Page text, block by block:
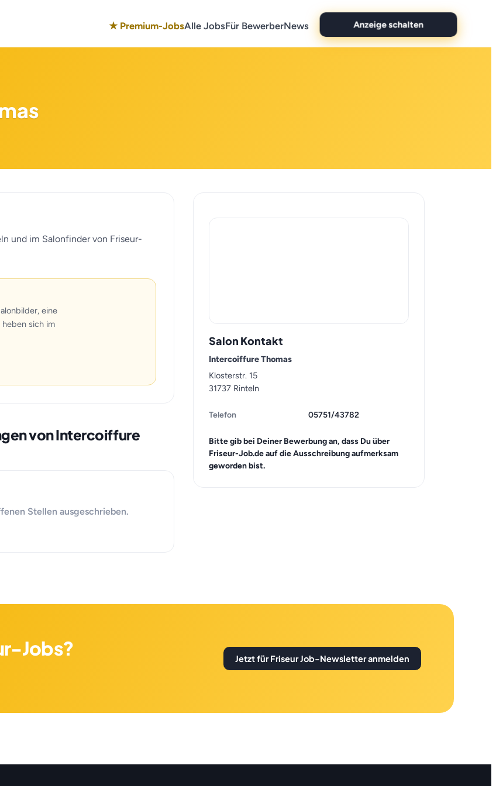
★ Premium-JobsAlle JobsFür BewerberNews Anzeige schalten
und im Salonfinder von Friseur-
eine
sich im
von Intercoiffure
Stellen ausgeschrieben.
Salon Kontakt
Intercoiffure Thomas
Klosterstr. 15
31737 Rinteln
Telefon 05751/43782
Bitte gib bei Deiner Bewerbung an, dass Du über
Friseur-Job.de auf die Ausschreibung aufmerksam
geworden bist.
Jobs? Jetzt für Friseur Job-Newsletter anmelden